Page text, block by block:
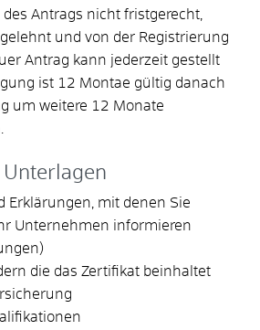
Antrags nicht fristgerecht,
und von der Registrierung
Antrag kann jederzeit gestellt
ist 12 Montae gültig danach
um weitere 12 Monate
Erklärungen, mit denen Sie
Unternehmen informieren
die das Zertifikat beinhaltet